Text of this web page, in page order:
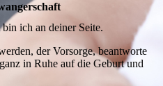
ich an deiner Seite.
der Vorsorge, beantworte
in Ruhe auf die Geburt und